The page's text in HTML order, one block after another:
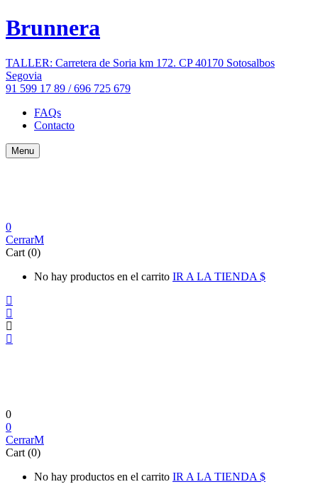
Brunnera
TALLER: Carretera de Soria km 172. CP 40170 Sotosalbos
Segovia
91 599 17 89 / 696 725 679
FAQs
Contacto
Menu
0
Cerrar
Cart (0)
No hay productos en el carrito IR A LA TIENDA
0
0
Cerrar
Cart (0)
No hay productos en el carrito IR A LA TIENDA